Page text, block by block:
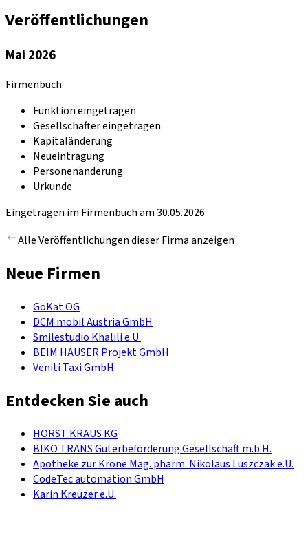
Veröffentlichungen
Mai 2026
Firmenbuch
Funktion eingetragen
Gesellschafter eingetragen
Kapitaländerung
Neueintragung
Personenänderung
Urkunde
Eingetragen im Firmenbuch am 30.05.2026
Alle Veröffentlichungen dieser Firma anzeigen
Neue Firmen
GoKat OG
DCM mobil Austria GmbH
Smilestudio Khalili e.U.
BEIM HAUSER Projekt GmbH
Veniti Taxi GmbH
Entdecken Sie auch
HORST KRAUS KG
BIKO TRANS Güterbeförderung Gesellschaft m.b.H.
Apotheke zur Krone Mag. pharm. Nikolaus Luszczak e.U.
CodeTec automation GmbH
Karin Kreuzer e.U.